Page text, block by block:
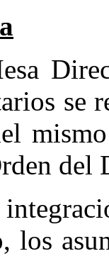
se
del
los